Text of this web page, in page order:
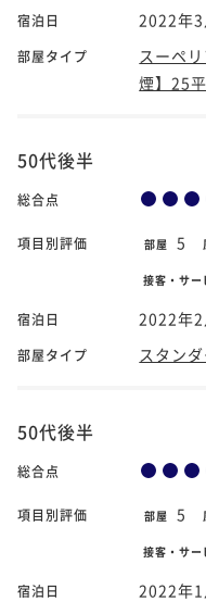
宿泊日 2022年3
部屋タイプ
スーペ
煙】25
50代後半
総合点
項目別評価 部屋 5
接客・サー
宿泊日 2022年2
部屋タイプ スタン
50代後半
総合点
項目別評価 部屋 5
接客・サー
宿泊日 2022年1